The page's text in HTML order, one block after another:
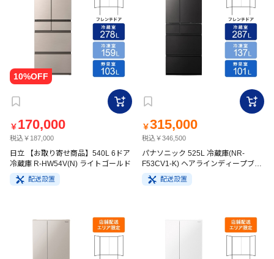
￥ 170,000
税込￥187,000
日立 【お取り寄せ商品】540L 6ドア
冷蔵庫 R-HW54V(N) ライトゴールド
配送設置
￥315,000
税込￥346,500
パナソニック 525L 冷蔵庫(NR-
F53CV1-K) ヘアラインディープブラ
ック
配送設置